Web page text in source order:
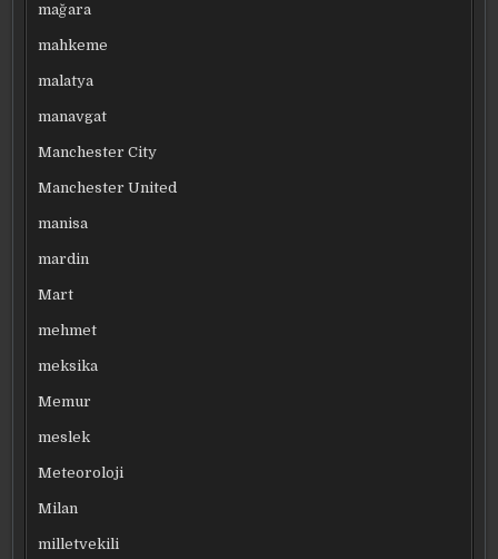
mağara
mahkeme
malatya
manavgat
Manchester City
Manchester United
manisa
mardin
Mart
mehmet
meksika
Memur
meslek
Meteoroloji
Milan
milletvekili